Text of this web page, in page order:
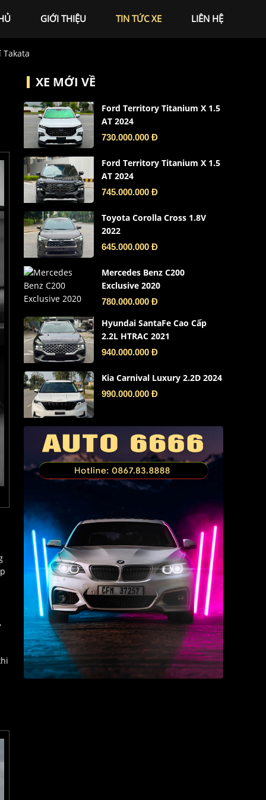
GIỚI THIỆU TIN TỨC XE LIÊN HỆ
Takata
XE MỚI VỀ
Ford Territory Titanium X 1.5
AT 2024
730.000.000 Đ
Ford Territory Titanium X 1.5
AT 2024
745.000.000 Đ
Toyota Corolla Cross 1.8V
2022
645.000.000 Đ
Mercedes Benz C200
Exclusive 2020
780.000.000 Đ
Hyundai SantaFe Cao Cấp
2.2L HTRAC 2021
940.000.000 Đ
Kia Carnival Luxury 2.2D 2024
990.000.000 Đ